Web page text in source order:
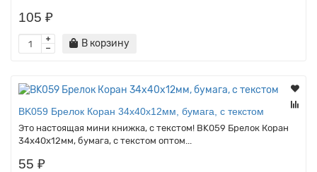
105 ₽
В корзину
BK059 Брелок Коран 34х40х12мм, бумага, с текстом
Это настоящая мини книжка, с текстом! BK059 Брелок Коран
34х40х12мм, бумага, с текстом оптом...
55 ₽